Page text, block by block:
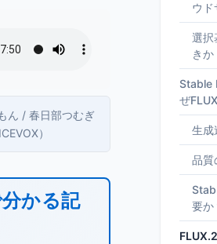
ん / 春日部つむぎ
）
かる記
ウド
選択
きか
Stable
ぜ
生成
品質
要か